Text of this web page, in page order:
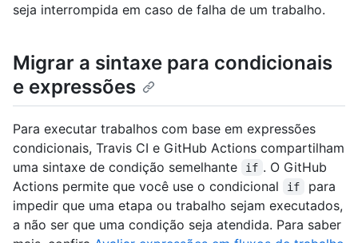
seja interrompida em caso de falha de um trabalho.
Migrar a sintaxe para condicionais
e expressões
Para executar trabalhos com base em expressões
condicionais, Travis CI e GitHub Actions compartilham
uma sintaxe de condição semelhante
if . O GitHub
Actions permite que você use o condicional
if
para
impedir que uma etapa ou trabalho sejam executados,
a não ser que uma condição seja atendida. Para saber